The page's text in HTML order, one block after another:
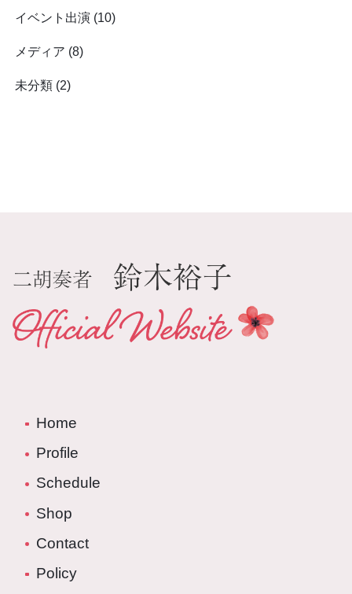
イベント出演 (10)
メディア (8)
未分類 (2)
Home
Profile
Schedule
Shop
Contact
Policy